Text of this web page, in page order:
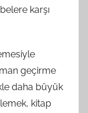
karşı
geçirme
daha büyük
kitap